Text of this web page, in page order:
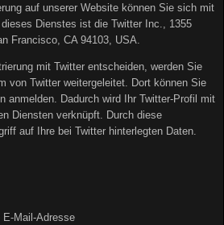
auf unserer Website können Sie sich mit
Dienstes ist die Twitter Inc., 1355
Francisco, CA 94103, USA.
mit Twitter entscheiden, werden Sie
von Twitter weitergeleitet. Dort können Sie
anmelden. Dadurch wird Ihr Twitter-Profil mit
Diensten verknüpft. Durch diese
auf Ihre bei Twitter hinterlegten Daten.
E-Mail-Adresse